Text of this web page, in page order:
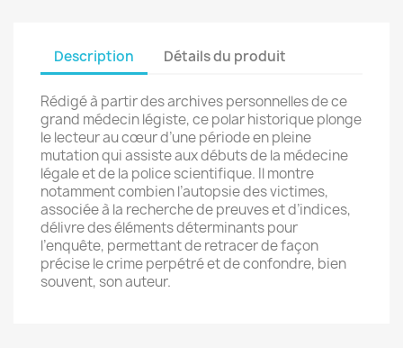
Description Détails du produit
Rédigé à partir des archives personnelles de ce
grand médecin légiste, ce polar historique plonge
le lecteur au cœur d’une période en pleine
mutation qui assiste aux débuts de la médecine
légale et de la police scientifique. Il montre
notamment combien l’autopsie des victimes,
associée à la recherche de preuves et d’indices,
délivre des éléments déterminants pour
l’enquête, permettant de retracer de façon
précise le crime perpétré et de confondre, bien
souvent, son auteur.